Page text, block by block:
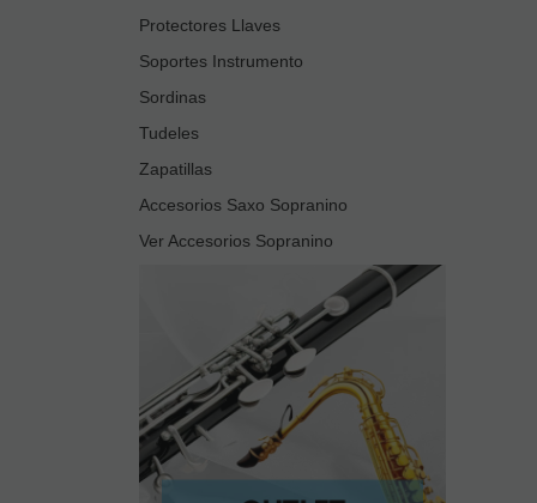
Protectores Llaves
Soportes Instrumento
Sordinas
Tudeles
Zapatillas
Accesorios Saxo Sopranino
Ver Accesorios Sopranino